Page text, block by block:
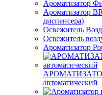
Ароматизатор
Ароматизатор
диспенсера)
Освежитель
Освежитель
Ароматизатор
автоматический